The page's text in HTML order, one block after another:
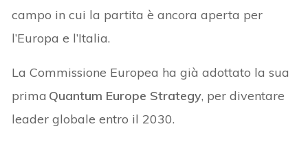
campo in cui la partita è ancora aperta per
l’Europa e l’Italia.
La Commissione Europea ha già adottato la sua
prima Quantum Europe Strategy, per diventare
leader globale entro il 2030.